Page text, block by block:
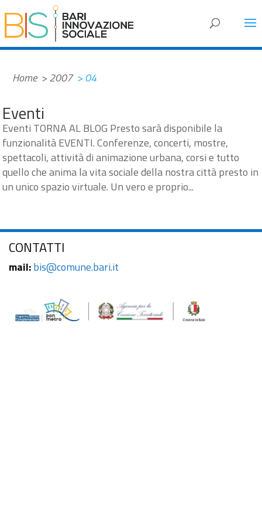
Home > 2007 > 04
Eventi
Eventi TORNA AL BLOG Presto sarà disponibile la
funzionalità EVENTI. Conferenze, concerti, mostre,
spettacoli, attività di animazione urbana, corsi e tutto
quello che anima la vita sociale della nostra città presto in
un unico spazio virtuale. Un vero e proprio...
CONTATTI
mail:bis@comune.bari.it